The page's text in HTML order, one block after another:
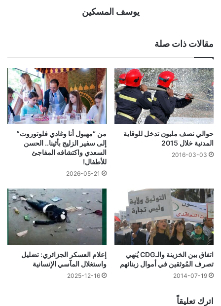
يوسف المسكين
مقالات ذات صلة
حوالي نصف مليون تدخل للوقاية
المدنية خلال 2015
2016-03-03
من “مهبول أنا وغادي فلوتوروت”
إلى سفير الزليج بأثينا.. الحسن
السعدي واكتشافه المفاجئ
للأطفال!
2026-05-21
اتفاق بين الخزينة والـCDG يُنهي
تصرف المُوثقين في أموال زبنائهم
2014-07-19
إعلام العسكر الجزائري: تضليل
واستغلال المآسي الإنسانية
2025-12-16
اترك تعليقاً